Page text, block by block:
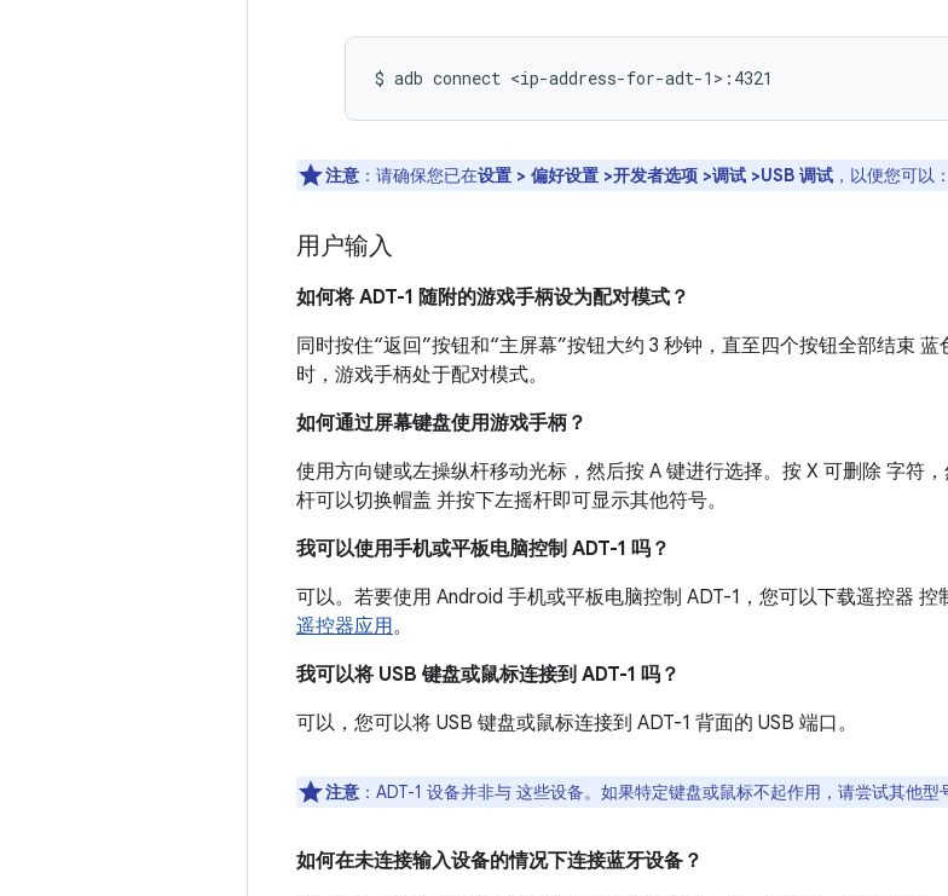
注意 ：请确保您已在设置 > 偏好设置 >开发者选项 >调试 >USB 调试 ，以便您可以
用户输入
如何将 ADT-1 随附的游戏手柄设为配对模式？
同时按住“返回”按钮和“主屏幕”按钮大约 3 秒钟，直至四个按钮全部结束
时，游戏手柄处于配对模式。
如何通过屏幕键盘使用游戏手柄？
使用方向键或左操纵杆移动光标，然后按 A 键进行选择。按 X 可删除 字符
杆可以切换帽盖 并按下左摇杆即可显示其他符号。
我可以使用手机或平板电脑控制 ADT-1 吗？
可以。若要使用 Android 手机或平板电脑控制 ADT-1，您可以下载遥控器
遥控器应用。
我可以将 USB 键盘或鼠标连接到 ADT-1 吗？
可以，您可以将 USB 键盘或鼠标连接到 ADT-1 背面的 USB 端口。
注意 ：ADT-1 设备并非与 这些设备。如果特定键盘或鼠标不起作用，请尝试其他型
如何在未连接输入设备的情况下连接蓝牙设备？